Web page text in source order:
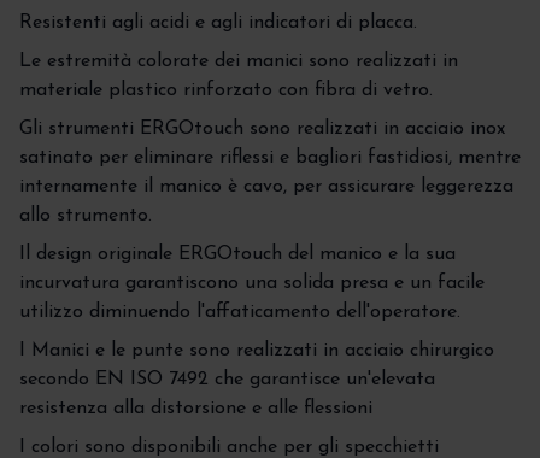
Resistenti agli acidi e agli indicatori di placca.
Le estremità colorate dei manici sono realizzati in
materiale plastico rinforzato con fibra di vetro.
Gli strumenti ERGOtouch sono realizzati in acciaio inox
satinato per eliminare riflessi e bagliori fastidiosi, mentre
internamente il manico è cavo, per assicurare leggerezza
allo strumento.
Il design originale ERGOtouch del manico e la sua
incurvatura garantiscono una solida presa e un facile
utilizzo diminuendo l'affaticamento dell'operatore.
I Manici e le punte sono realizzati in acciaio chirurgico
secondo EN ISO 7492 che garantisce un'elevata
resistenza alla distorsione e alle flessioni
I colori sono disponibili anche per gli specchietti